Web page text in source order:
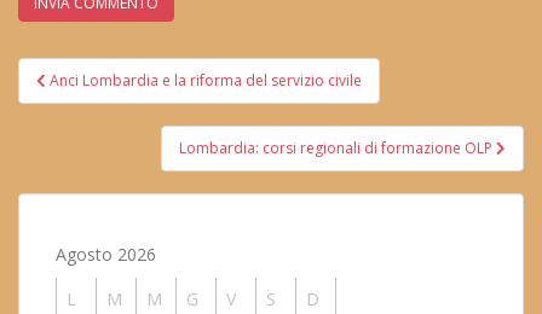
Navigazione
articoli
Anci Lombardia e la riforma del servizio civile
Lombardia: corsi regionali di formazione OLP
Agosto 2026
L
M M G V S
D